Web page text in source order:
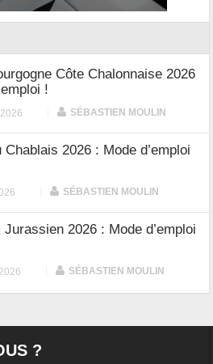
Côte Chalonnaise 2026
!
SÉBASTIEN MOULIN
Chablais 2026 : Mode d’emploi
SÉBASTIEN MOULIN
2026 : Mode d’emploi
SÉBASTIEN MOULIN
?